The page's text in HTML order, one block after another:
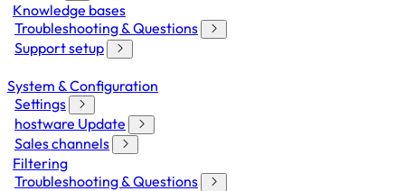
Knowledge bases
Troubleshooting & Questions
Support setup
System & Configuration
Settings
hostware Update
Sales channels
Filtering
Troubleshooting & Questions